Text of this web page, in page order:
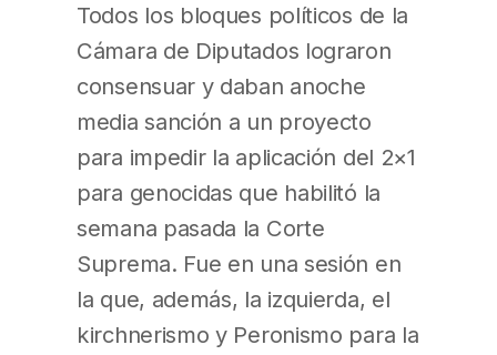
Todos los bloques políticos de la
Cámara de Diputados lograron
consensuar y daban anoche
media sanción a un proyecto
para impedir la aplicación del 2×1
para genocidas que habilitó la
semana pasada la Corte
Suprema. Fue en una sesión en
la que, además, la izquierda, el
kirchnerismo y Peronismo para la